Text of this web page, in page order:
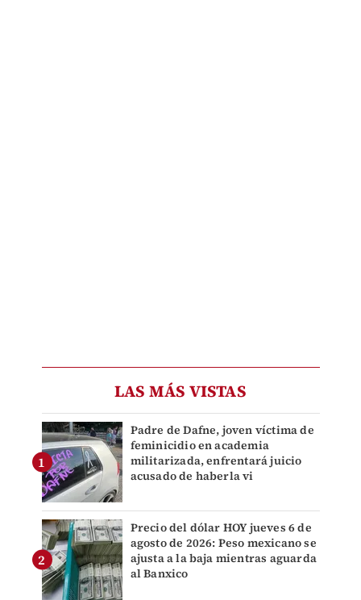
LAS MÁS VISTAS
Padre de Dafne, joven víctima de
feminicidio en academia
militarizada, enfrentará juicio
acusado de haberla vi
Precio del dólar HOY jueves 6 de
agosto de 2026: Peso mexicano se
ajusta a la baja mientras aguarda
al Banxico